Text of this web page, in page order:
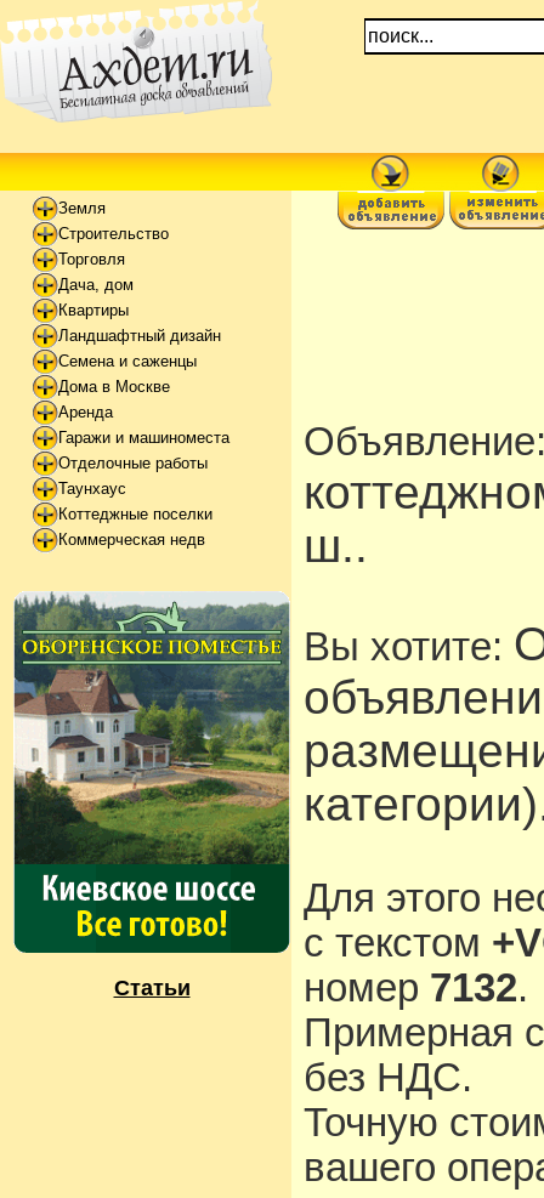
Земля
Строительство
Торговля
Дача, дом
Квартиры
Ландшафтный дизайн
Семена и саженцы
Дома в Москве
Аренда
Гаражи и машиноместа
Отделочные работы
Таунхаус
Коттеджные поселки
Коммерческая недв
Статьи
ш..
Вы хотите:
Для этого
с текстом
номер 7132.
Примерная
без НДС.
Точную
вашего